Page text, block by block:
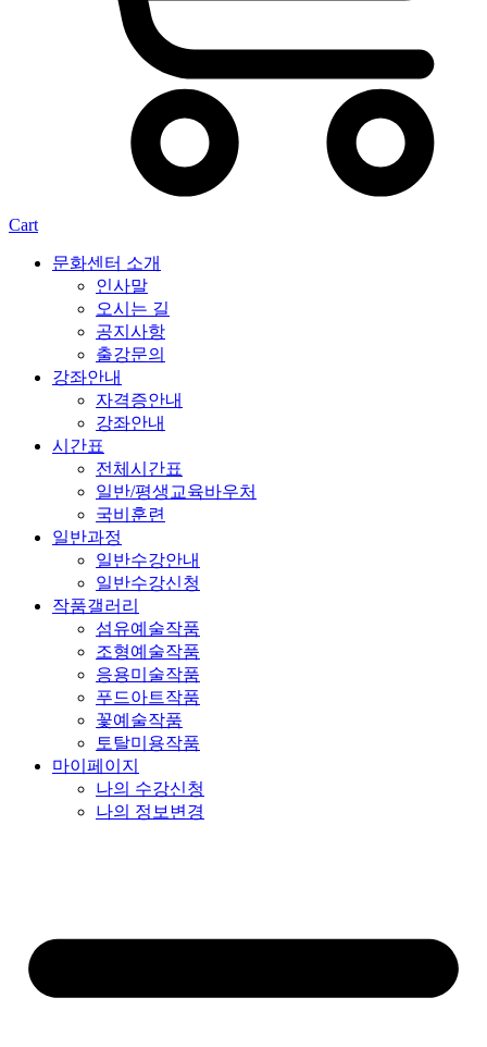
Cart
문화센터 소개
인사말
오시는 길
공지사항
출강문의
강좌안내
자격증안내
강좌안내
시간표
전체시간표
일반/평생교육바우처
국비훈련
일반과정
일반수강안내
일반수강신청
작품갤러리
섬유예술작품
조형예술작품
응용미술작품
푸드아트작품
꽃예술작품
토탈미용작품
마이페이지
나의 수강신청
나의 정보변경